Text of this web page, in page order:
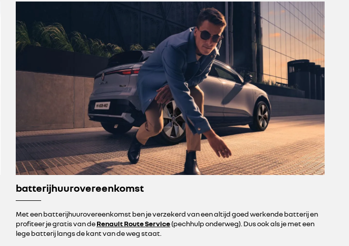
batterijhuurovereenkomst
Met een batterijhuurovereenkomst ben je verzekerd van een altijd goed werkende batterij en
profiteer je gratis van deRenault Route Service(pechhulp onderweg). Dus ook als je met een
lege batterij langs de kant van de weg staat.